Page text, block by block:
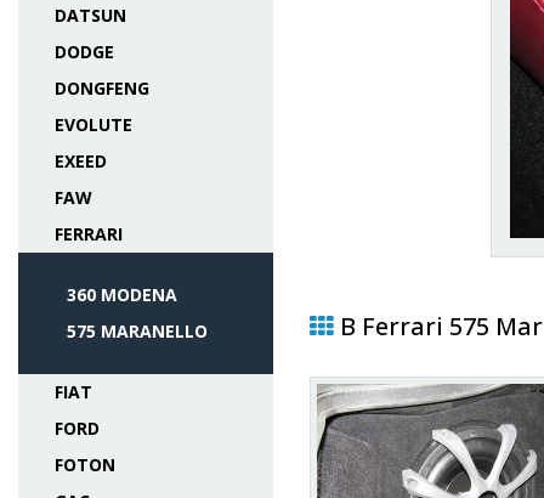
DATSUN
DODGE
DONGFENG
EVOLUTE
EXEED
FAW
FERRARI
360 MODENA
575 MARANELLO
FIAT
FORD
FOTON
В Ferrari 575